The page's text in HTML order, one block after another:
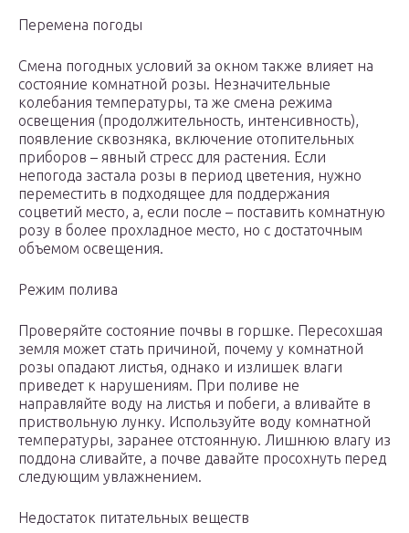
Перемена погоды
Смена погодных условий за окном также влияет на
состояние комнатной розы. Незначительные
колебания температуры, та же смена режима
освещения (продолжительность, интенсивность),
появление сквозняка, включение отопительных
приборов – явный стресс для растения. Если
непогода застала розы в период цветения, нужно
переместить в подходящее для поддержания
соцветий место, а, если после – поставить комнатную
розу в более прохладное место, но с достаточным
объемом освещения.
Режим полива
Проверяйте состояние почвы в горшке. Пересохшая
земля может стать причиной, почему у комнатной
розы опадают листья, однако и излишек влаги
приведет к нарушениям. При поливе не
направляйте воду на листья и побеги, а вливайте в
приствольную лунку. Используйте воду комнатной
температуры, заранее отстоянную. Лишнюю влагу из
поддона сливайте, а почве давайте просохнуть перед
следующим увлажнением.
Недостаток питательных веществ